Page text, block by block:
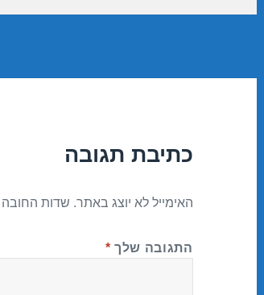
כתיבת תגובה
האימייל לא יוצג באתר. שדות
התגובה שלך *